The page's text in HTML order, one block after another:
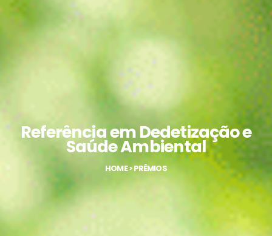
Referência em Dedetização e
Saúde Ambiental
HOME > PRÊMIOS